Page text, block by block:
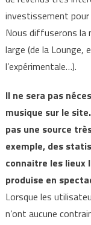
investissement pour
Nous diffuserons la
large (de la Lounge,
l’expérimentale…).
Il ne sera pas
musique sur le
pas une source
exemple, des
connaitre les lieux
produise en
Lorsque les
n’ont aucune